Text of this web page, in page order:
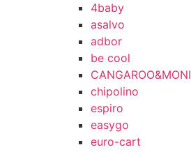
4baby
asalvo
adbor
be cool
CANGAROO&MONI
chipolino
espiro
easygo
euro-cart